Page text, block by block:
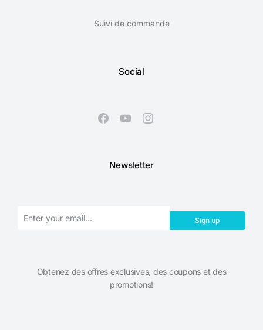
Suivi de commande
Social
Newsletter
Sign up
Obtenez des offres exclusives, des coupons et des
promotions!​